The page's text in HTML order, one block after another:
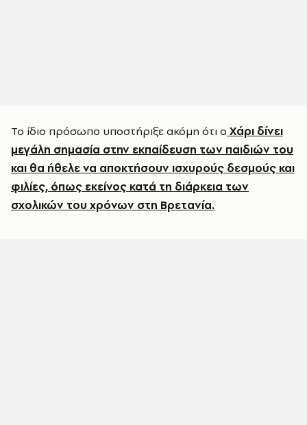
Το ίδιο πρόσωπο υποστήριξε ακόμη ότι ο Χάρι δίνει
μεγάλη σημασία στην εκπαίδευση των παιδιών του
και θα ήθελε να αποκτήσουν ισχυρούς δεσμούς και
φιλίες, όπως εκείνος κατά τη διάρκεια των
σχολικών του χρόνων στη Βρετανία.